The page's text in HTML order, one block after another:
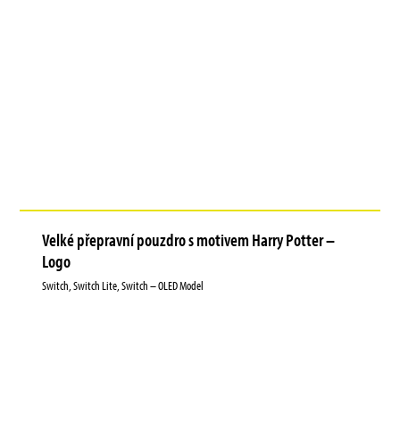
Velké přepravní pouzdro s motivem Harry Potter –
Logo
Switch, Switch Lite, Switch – OLED Model